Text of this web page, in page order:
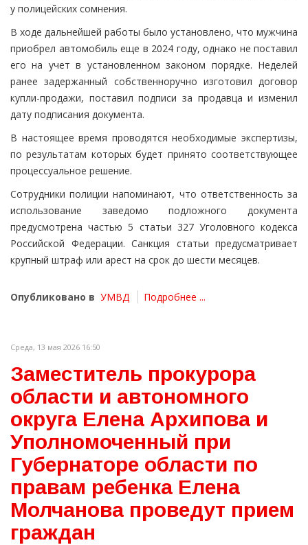
у полицейских сомнения.
В ходе дальнейшей работы было установлено, что мужчина
приобрел автомобиль еще в 2024 году, однако не поставил
его на учет в установленном законом порядке. Неделей
ранее задержанный собственноручно изготовил договор
купли-продажи, поставил подписи за продавца и изменил
дату подписания документа.
В настоящее время проводятся необходимые экспертизы,
по результатам которых будет принято соответствующее
процессуальное решение.
Сотрудники полиции напоминают, что ответственность за
использование заведомо подложного документа
предусмотрена частью 5 статьи 327 Уголовного кодекса
Российской Федерации. Санкция статьи предусматривает
крупный штраф или арест на срок до шести месяцев.
Опубликовано в УМВД Подробнее ...
Среда, 13 мая 2026 16:50
Заместитель прокурора
области и автономного
округа Елена Архипова и
Уполномоченный при
Губернаторе области по
правам ребенка Елена
Молчанова проведут прием
граждан